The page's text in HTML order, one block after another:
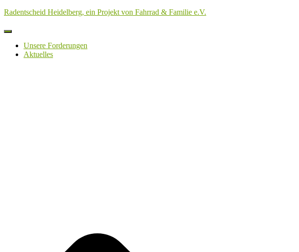
Radentscheid Heidelberg, ein Projekt von Fahrrad & Familie e.V.
Navigation
umschaltenUnsere Forderungen
Aktuelles